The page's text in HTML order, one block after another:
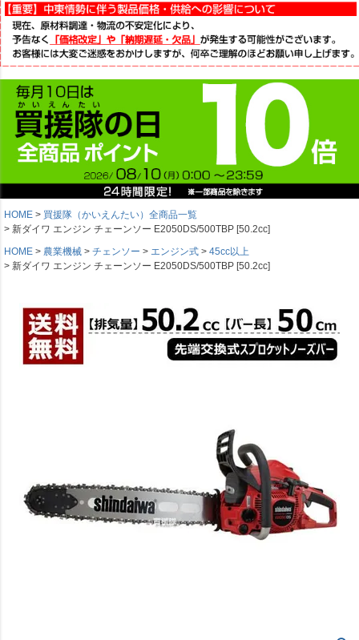
HOME
買援隊（かいえんたい）全商品一覧
新ダイワ エンジン チェーンソー E2050DS/500TBP [50.2cc]
HOME
農業機械 チェンソー エンジン式
45cc以上
新ダイワ エンジン チェーンソー E2050DS/500TBP [50.2cc]